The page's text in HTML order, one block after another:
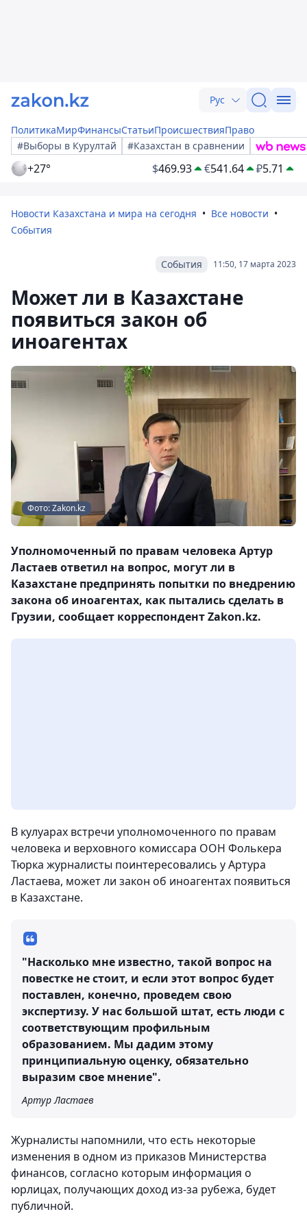
Рус
ПолитикаМирФинансыСтатьиПроисшествияПраво
#Выборы в Курултай
#Казахстан в сравнении
+27° $469.93 €541.64 ₽5.71
Новости Казахстана и мира на сегодня
Все новости
События
11:50, 17 марта 2023
События
Может ли в Казахстане
появиться закон об
иноагентах
Фото: Zakon.kz
Уполномоченный по правам человека Артур
Ластаев ответил на вопрос, могут ли в
Казахстане предпринять попытки по внедрению
закона об иноагентах, как пытались сделать в
Грузии, сообщает корреспондент Zakon.kz.
В кулуарах встречи уполномоченного по правам
человека и верховного комиссара ООН Фолькера
Тюрка журналисты поинтересовались у Артура
Ластаева, может ли закон об иноагентах появиться
в Казахстане.
"Насколько мне известно, такой вопрос на
повестке не стоит, и если этот вопрос будет
поставлен, конечно, проведем свою
экспертизу. У нас большой штат, есть люди с
соответствующим профильным
образованием. Мы дадим этому
принципиальную оценку, обязательно
выразим свое мнение".
Артур Ластаев
Журналисты напомнили, что есть некоторые
изменения в одном из приказов Министерства
финансов, согласно которым информация о
юрлицах, получающих доход из-за рубежа, будет
публичной.